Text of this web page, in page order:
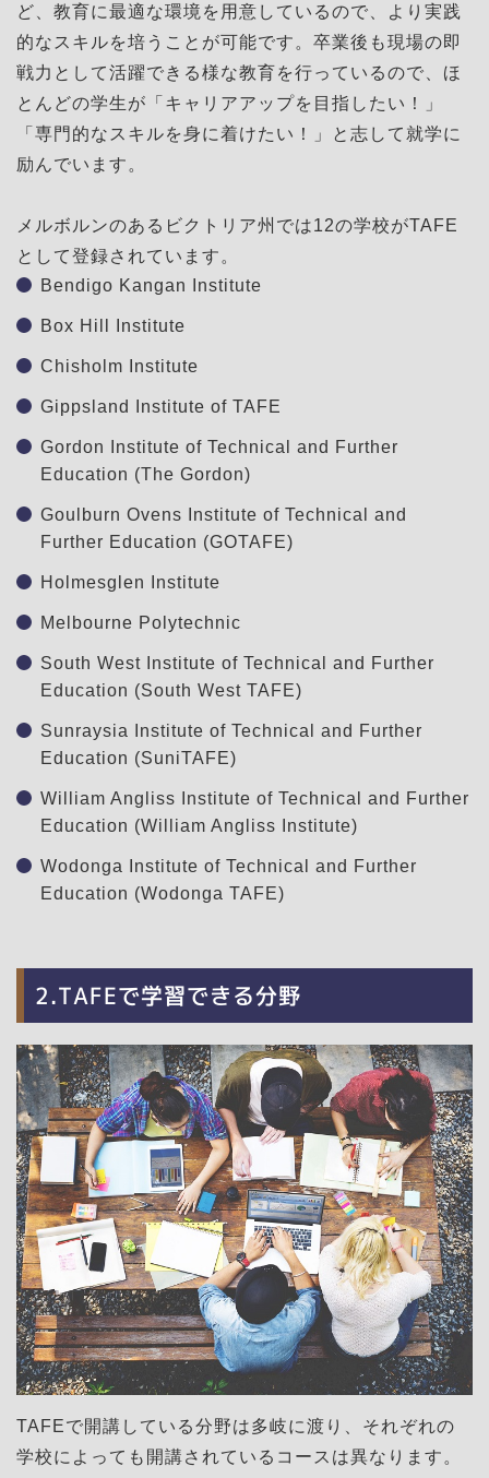
ど、教育に最適な環境を用意しているので、より実践
的なスキルを培うことが可能です。卒業後も現場の即
戦力として活躍できる様な教育を行っているので、ほ
とんどの学生が「キャリアアップを目指したい！」
「専門的なスキルを身に着けたい！」と志して就学に
励んでいます。
メルボルンのあるビクトリア州では12の学校がTAFE
として登録されています。
Bendigo Kangan Institute
Box Hill Institute
Chisholm Institute
Gippsland Institute of TAFE
Gordon Institute of Technical and Further
Education (The Gordon)
Goulburn Ovens Institute of Technical and
Further Education (GOTAFE)
Holmesglen Institute
Melbourne Polytechnic
South West Institute of Technical and Further
Education (South West TAFE)
Sunraysia Institute of Technical and Further
Education (SuniTAFE)
William Angliss Institute of Technical and Further
Education (William Angliss Institute)
Wodonga Institute of Technical and Further
Education (Wodonga TAFE)
2.TAFEで学習できる分野
TAFEで開講している分野は多岐に渡り、それぞれの
学校によっても開講されているコースは異なります。